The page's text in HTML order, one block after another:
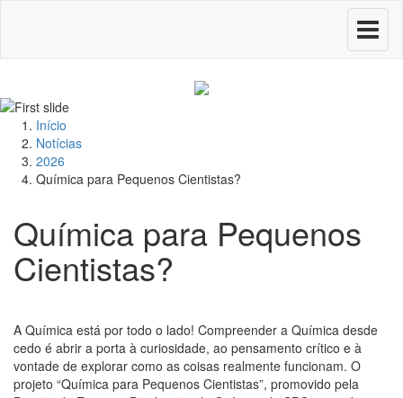
Toggle
Início
Notícias
2026
Química para Pequenos Cientistas?
Química para Pequenos
Cientistas?
A Química está por todo o lado! Compreender a Química desde
cedo é abrir a porta à curiosidade, ao pensamento crítico e à
vontade de explorar como as coisas realmente funcionam. O
projeto “Química para Pequenos Cientistas”, promovido pela